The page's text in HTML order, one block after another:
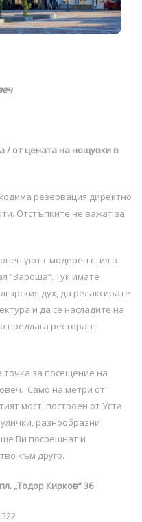
/ от цената на нощувки в
резервация директно
Отстъпките не важат за
уют с модерен стил в
“Вароша“. Тук имате
дух, да релаксирате
и да се насладите на
предлага ресторант
точка за посещение на
Cамо на метри от
мост, построен от Уста
разнообразни
Ви посрещнат и
към друго.
пл. „Тодор Кирков“ 36